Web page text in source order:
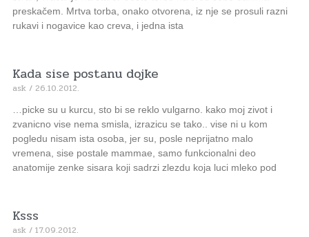
preskačem. Mrtva torba, onako otvorena, iz nje se prosuli razni
rukavi i nogavice kao creva, i jedna ista
Kada sise postanu dojke
ask 26.10.2012.
…picke su u kurcu, sto bi se reklo vulgarno. kako moj zivot i
zvanicno vise nema smisla, izrazicu se tako.. vise ni u kom
pogledu nisam ista osoba, jer su, posle neprijatno malo
vremena, sise postale mammae, samo funkcionalni deo
anatomije zenke sisara koji sadrzi zlezdu koja luci mleko pod
Ksss
ask 17.09.2012.